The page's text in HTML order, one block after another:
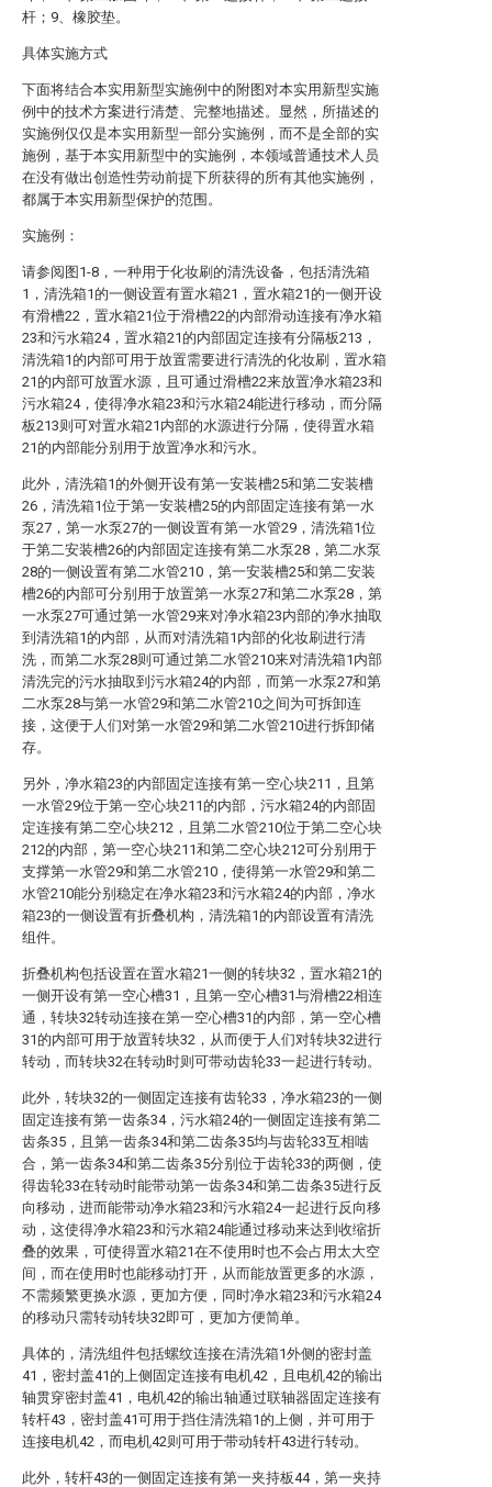
杆；9、橡胶垫。
具体实施方式
下面将结合本实用新型实施例中的附图对本实用新型实施
例中的技术方案进行清楚、完整地描述。显然，所描述的
实施例仅仅是本实用新型一部分实施例，而不是全部的实
施例，基于本实用新型中的实施例，本领域普通技术人员
在没有做出创造性劳动前提下所获得的所有其他实施例，
都属于本实用新型保护的范围。
实施例：
请参阅图1-8，一种用于化妆刷的清洗设备，包括清洗箱
1，清洗箱1的一侧设置有置水箱21，置水箱21的一侧开设
有滑槽22，置水箱21位于滑槽22的内部滑动连接有净水箱
23和污水箱24，置水箱21的内部固定连接有分隔板213，
清洗箱1的内部可用于放置需要进行清洗的化妆刷，置水箱
21的内部可放置水源，且可通过滑槽22来放置净水箱23和
污水箱24，使得净水箱23和污水箱24能进行移动，而分隔
板213则可对置水箱21内部的水源进行分隔，使得置水箱
21的内部能分别用于放置净水和污水。
此外，清洗箱1的外侧开设有第一安装槽25和第二安装槽
26，清洗箱1位于第一安装槽25的内部固定连接有第一水
泵27，第一水泵27的一侧设置有第一水管29，清洗箱1位
于第二安装槽26的内部固定连接有第二水泵28，第二水泵
28的一侧设置有第二水管210，第一安装槽25和第二安装
槽26的内部可分别用于放置第一水泵27和第二水泵28，第
一水泵27可通过第一水管29来对净水箱23内部的净水抽取
到清洗箱1的内部，从而对清洗箱1内部的化妆刷进行清
洗，而第二水泵28则可通过第二水管210来对清洗箱1内部
清洗完的污水抽取到污水箱24的内部，而第一水泵27和第
二水泵28与第一水管29和第二水管210之间为可拆卸连
接，这便于人们对第一水管29和第二水管210进行拆卸储
存。
另外，净水箱23的内部固定连接有第一空心块211，且第
一水管29位于第一空心块211的内部，污水箱24的内部固
定连接有第二空心块212，且第二水管210位于第二空心块
212的内部，第一空心块211和第二空心块212可分别用于
支撑第一水管29和第二水管210，使得第一水管29和第二
水管210能分别稳定在净水箱23和污水箱24的内部，净水
箱23的一侧设置有折叠机构，清洗箱1的内部设置有清洗
组件。
折叠机构包括设置在置水箱21一侧的转块32，置水箱21的
一侧开设有第一空心槽31，且第一空心槽31与滑槽22相连
通，转块32转动连接在第一空心槽31的内部，第一空心槽
31的内部可用于放置转块32，从而便于人们对转块32进行
转动，而转块32在转动时则可带动齿轮33一起进行转动。
此外，转块32的一侧固定连接有齿轮33，净水箱23的一侧
固定连接有第一齿条34，污水箱24的一侧固定连接有第二
齿条35，且第一齿条34和第二齿条35均与齿轮33互相啮
合，第一齿条34和第二齿条35分别位于齿轮33的两侧，使
得齿轮33在转动时能带动第一齿条34和第二齿条35进行反
向移动，进而能带动净水箱23和污水箱24一起进行反向移
动，这使得净水箱23和污水箱24能通过移动来达到收缩折
叠的效果，可使得置水箱21在不使用时也不会占用太大空
间，而在使用时也能移动打开，从而能放置更多的水源，
不需频繁更换水源，更加方便，同时净水箱23和污水箱24
的移动只需转动转块32即可，更加方便简单。
具体的，清洗组件包括螺纹连接在清洗箱1外侧的密封盖
41，密封盖41的上侧固定连接有电机42，且电机42的输出
轴贯穿密封盖41，电机42的输出轴通过联轴器固定连接有
转杆43，密封盖41可用于挡住清洗箱1的上侧，并可用于
连接电机42，而电机42则可用于带动转杆43进行转动。
此外，转杆43的一侧固定连接有第一夹持板44，第一夹持